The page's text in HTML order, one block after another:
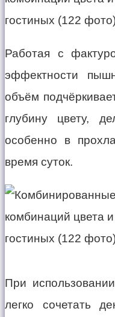
Работая с
эффектности
объём
глубину цвету,
особенно в
время суток.
При
легко сочетать